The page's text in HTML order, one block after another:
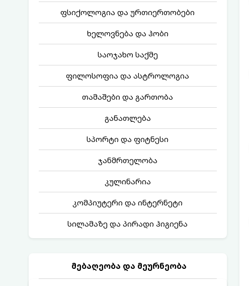
ფსიქოლოგია და ურთიერთობები
ხელოვნება და ჰობი
საოჯახო საქმე
ფილოსოფია და ასტროლოგია
თამაშები და გართობა
განათლება
სპორტი და ფიტნესი
ჯანმრთელობა
კულინარია
კომპიუტერი და ინტერნეტი
სილამაზე და პირადი ჰიგიენა
მებაღეობა და მეურნეობა